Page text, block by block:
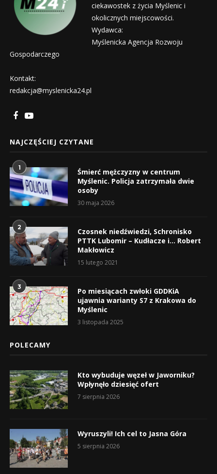
ciekawostek z życia Myślenic i
okolicznych miejscowości.
Wydawca:
Myślenicka Agencja Rozwoju
Gospodarczego
Kontakt:
redakcja@myslenicka24.pl
NAJCZĘŚCIEJ CZYTANE
1
Śmierć mężczyzny w centrum
Myślenic. Policja zatrzymała dwie
osoby
30 maja 2026
2
Czosnek niedźwiedzi, Schronisko
PTTK Lubomir – Kudłacze i… Robert
Makłowicz
15 lutego 2021
3
Po miesiącach zwłoki GDDKiA
ujawnia warianty S7 z Krakowa do
Myślenic
3 listopada 2025
POLECAMY
Kto wybuduje węzeł w Jaworniku?
Wpłynęło dziesięć ofert
7 sierpnia 2026
Wyruszyli! Ich cel to Jasna Góra
5 sierpnia 2026